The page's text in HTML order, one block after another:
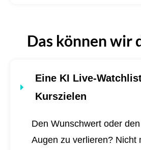
Das können wir
Eine KI Live-
Kurszielen
Den Wunschwert oder
Augen zu verlieren? Nicht